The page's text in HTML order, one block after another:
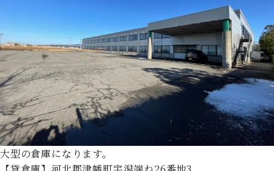
大型の倉庫になります。